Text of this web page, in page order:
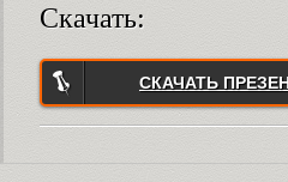
Скачать:
СКАЧАТЬ